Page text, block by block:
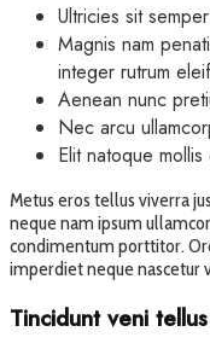
Ultricies sit
Magnis nam
integer rutrum
Aenean nunc
Nec arcu
Elit natoque mollis
Metus eros tellus viverra
neque nam ipsum
condimentum porttitor.
imperdiet neque nascetur
Tincidunt veni